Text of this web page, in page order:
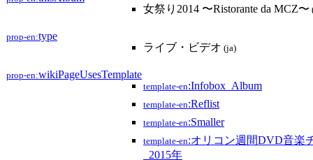
女祭り2014 〜Ristorante da MCZ〜
prop-en:type
ライブ・ビデオ (ja)
prop-en:wikiPageUsesTemplate
template-en:Infobox_Album
template-en:Reflist
template-en:Smaller
template-en:オリコン週間DVD音楽
_2015年